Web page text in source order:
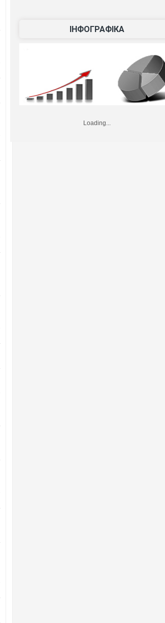
ІНФОГРАФІКА
Loading...
Ворог завдав комбінованого
двоє поранених. Ще
після атаки БПЛА по ринку на
Приїхав за паспортом та
до українських військових